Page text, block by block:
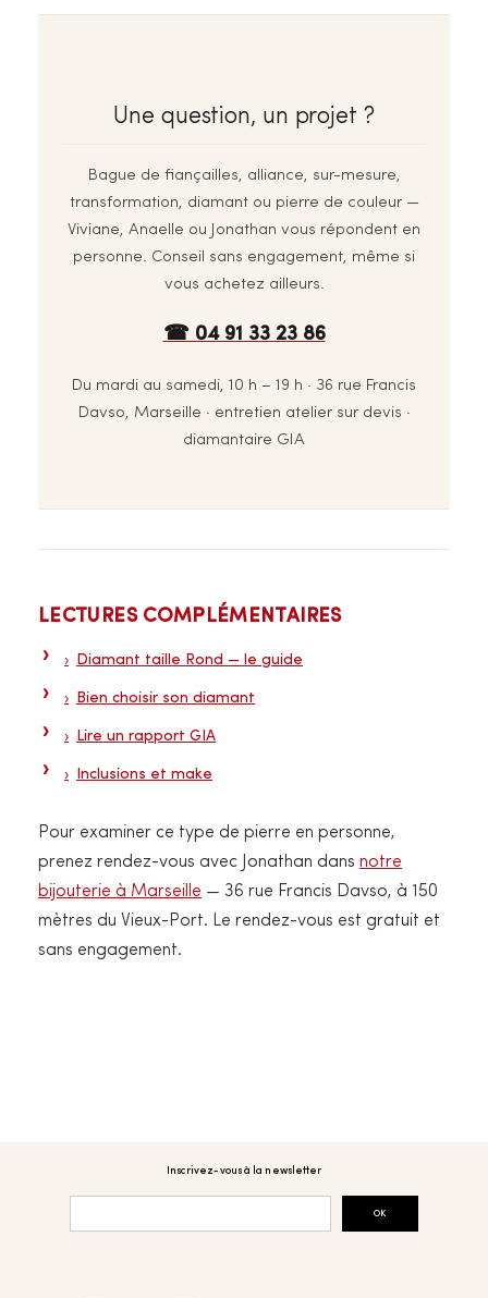
Une question, un projet ?
Bague de fiançailles, alliance, sur-mesure,
transformation, diamant ou pierre de couleur —
Viviane, Anaelle ou Jonathan vous répondent en
personne. Conseil sans engagement, même si
vous achetez ailleurs.
☎ 04 91 33 23 86
Du mardi au samedi, 10 h – 19 h · 36 rue Francis
Davso, Marseille · entretien atelier sur devis ·
diamantaire GIA
LECTURES COMPLÉMENTAIRES
Diamant taille Rond — le guide
Bien choisir son diamant
Lire un rapport GIA
Inclusions et make
Pour examiner ce type de pierre en personne,
prenez rendez-vous avec Jonathan dans notre
bijouterie à Marseille — 36 rue Francis Davso, à 150
mètres du Vieux-Port. Le rendez-vous est gratuit et
sans engagement.
Inscrivez-vous à la newsletter
OK